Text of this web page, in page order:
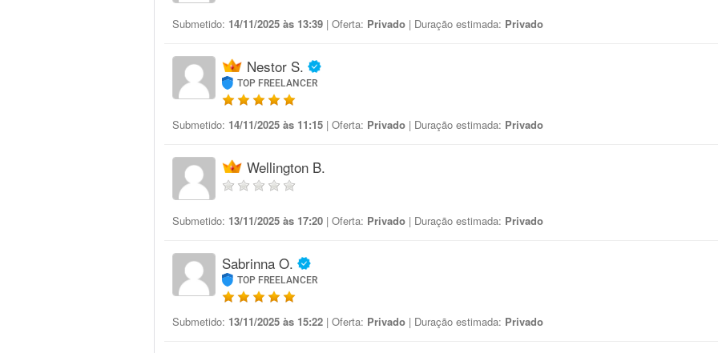
Submetido: 14/11/2025 às 13:39 | Oferta: Privado | Duração estimada: Privado
Nestor S.
TOP FREELANCER
Submetido: 14/11/2025 às 11:15 | Oferta: Privado | Duração estimada: Privado
Wellington B.
Submetido: 13/11/2025 às 17:20 | Oferta: Privado | Duração estimada: Privado
Sabrinna O.
TOP FREELANCER
Submetido: 13/11/2025 às 15:22 | Oferta: Privado | Duração estimada: Privado